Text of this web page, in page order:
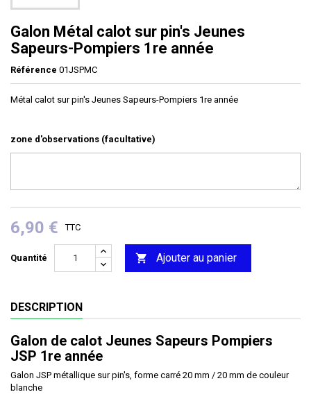
Galon Métal calot sur pin's Jeunes
Sapeurs-Pompiers 1re année
Référence 01JSPMC
Métal calot sur pin's Jeunes Sapeurs-Pompiers 1re année
zone d'observations (facultative)
6,90 € TTC
Quantité  Ajouter au panier
DESCRIPTION
Galon de calot Jeunes Sapeurs Pompiers
JSP 1re année
Galon JSP métallique sur pin's, forme carré 20 mm / 20 mm de couleur
blanche